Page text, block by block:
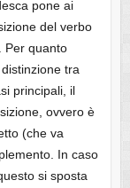
pone ai
del verbo
Per quanto
tra
principali, il
ovvero è
(che va
In caso
si sposta